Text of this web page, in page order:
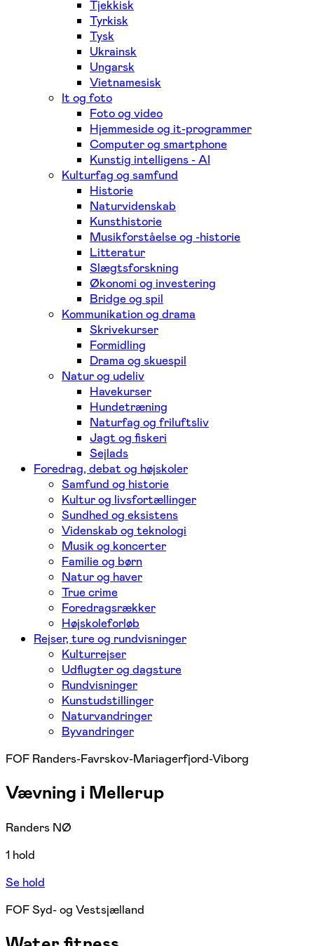
Tjekkisk
Tyrkisk
Tysk
Ukrainsk
Ungarsk
Vietnamesisk
It og foto
Foto og video
Hjemmeside og it-programmer
Computer og smartphone
Kunstig intelligens - AI
Kulturfag og samfund
Historie
Naturvidenskab
Kunsthistorie
Musikforståelse og -historie
Litteratur
Slægtsforskning
Økonomi og investering
Bridge og spil
Kommunikation og drama
Skrivekurser
Formidling
Drama og skuespil
Natur og udeliv
Havekurser
Hundetræning
Naturfag og friluftsliv
Jagt og fiskeri
Sejlads
Foredrag, debat og højskoler
Samfund og historie
Kultur og livsfortællinger
Sundhed og eksistens
Videnskab og teknologi
Musik og koncerter
Familie og børn
Natur og haver
True crime
Foredragsrækker
Højskoleforløb
Rejser, ture og rundvisninger
Kulturrejser
Udflugter og dagsture
Rundvisninger
Kunstudstillinger
Naturvandringer
Byvandringer
FOF Randers-Favrskov-Mariagerfjord-Viborg
Vævning i Mellerup
Randers NØ
1 hold
Se hold
FOF Syd- og Vestsjælland